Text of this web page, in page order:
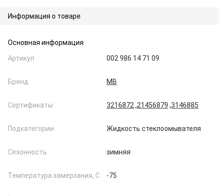
Информация о товаре
Основная информация
Артикул
002 986 14 71 09
Бренд MB
Сертификаты 3216872 ,21456879 ,3146885
Подкатегории Жидкость стеклоомывателя
Сезонность зимняя
Температура замерзания, С -75